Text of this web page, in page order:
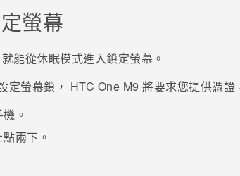
螢幕
能從休眠模式進入鎖定螢幕。
定螢幕鎖， HTC One M9 將要求您提供憑證
。
兩下。